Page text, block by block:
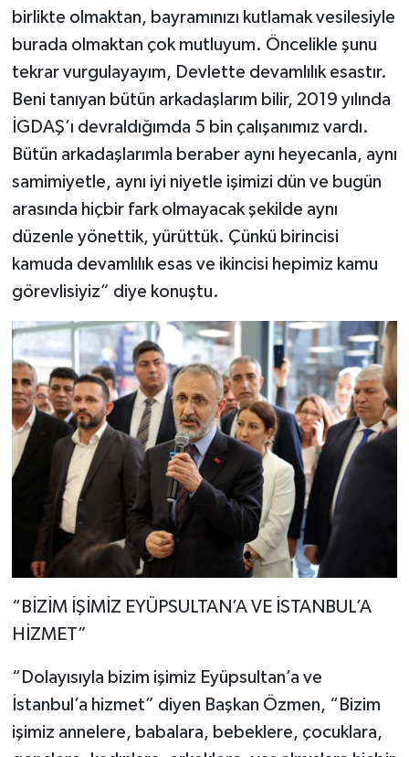
birlikte olmaktan, bayramınızı kutlamak vesilesiyle
burada olmaktan çok mutluyum. Öncelikle şunu
tekrar vurgulayayım, Devlette devamlılık esastır.
Beni tanıyan bütün arkadaşlarım bilir, 2019 yılında
İGDAŞ’ı devraldığımda 5 bin çalışanımız vardı.
Bütün arkadaşlarımla beraber aynı heyecanla, aynı
samimiyetle, aynı iyi niyetle işimizi dün ve bugün
arasında hiçbir fark olmayacak şekilde aynı
düzenle yönettik, yürüttük. Çünkü birincisi
kamuda devamlılık esas ve ikincisi hepimiz kamu
görevlisiyiz” diye konuştu.
“BİZİM İŞİMİZ EYÜPSULTAN’A VE İSTANBUL’A
HİZMET”
“Dolayısıyla bizim işimiz Eyüpsultan’a ve
İstanbul’a hizmet” diyen Başkan Özmen, “Bizim
işimiz annelere, babalara, bebeklere, çocuklara,